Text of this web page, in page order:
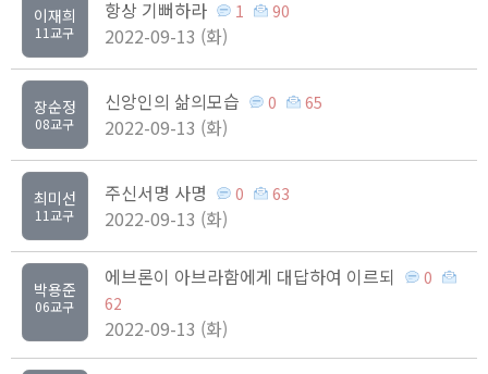
이재희
11교구
항상 기뻐하라 1 90
2022-09-13 (화)
장순정
08교구
신앙인의 삶의모습 0 65
2022-09-13 (화)
최미선
11교구
주신서명 사명 0 63
2022-09-13 (화)
박용준
06교구
에브론이 아브라함에게 대답하여 이르되
0
62
2022-09-13 (화)